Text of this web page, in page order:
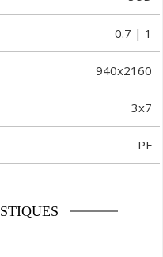
0.7 | 1
940x2160
3x7
PF